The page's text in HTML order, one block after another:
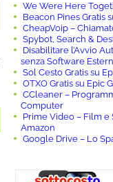
We Were Here
Beacon Pines Gratis
CheapVoip –
Spybot, Search &
Disabilitare l’Avvio
senza Software
Sol Cesto Gratis su
OTXO Gratis su Epic
CCleaner –
Computer
Prime Video – Film e
Amazon
Google Drive – Lo